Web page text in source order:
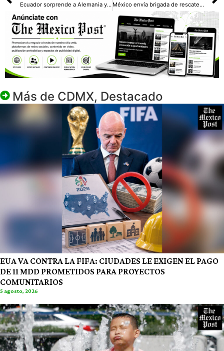
Ecuador sorprende a Alemania y Países Bajos avanza como líder, Japón, Suecia y Australia sellan su pase México envía brigada de rescate y asistencia humanitaria a Venezuela tras los terremotos
Más de CDMX, Destacado
EUA VA CONTRA LA FIFA: CIUDADES LE EXIGEN EL PAGO
DE 11 MDD PROMETIDOS PARA PROYECTOS
COMUNITARIOS
5 agosto, 2026